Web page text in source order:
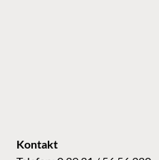
Kontakt